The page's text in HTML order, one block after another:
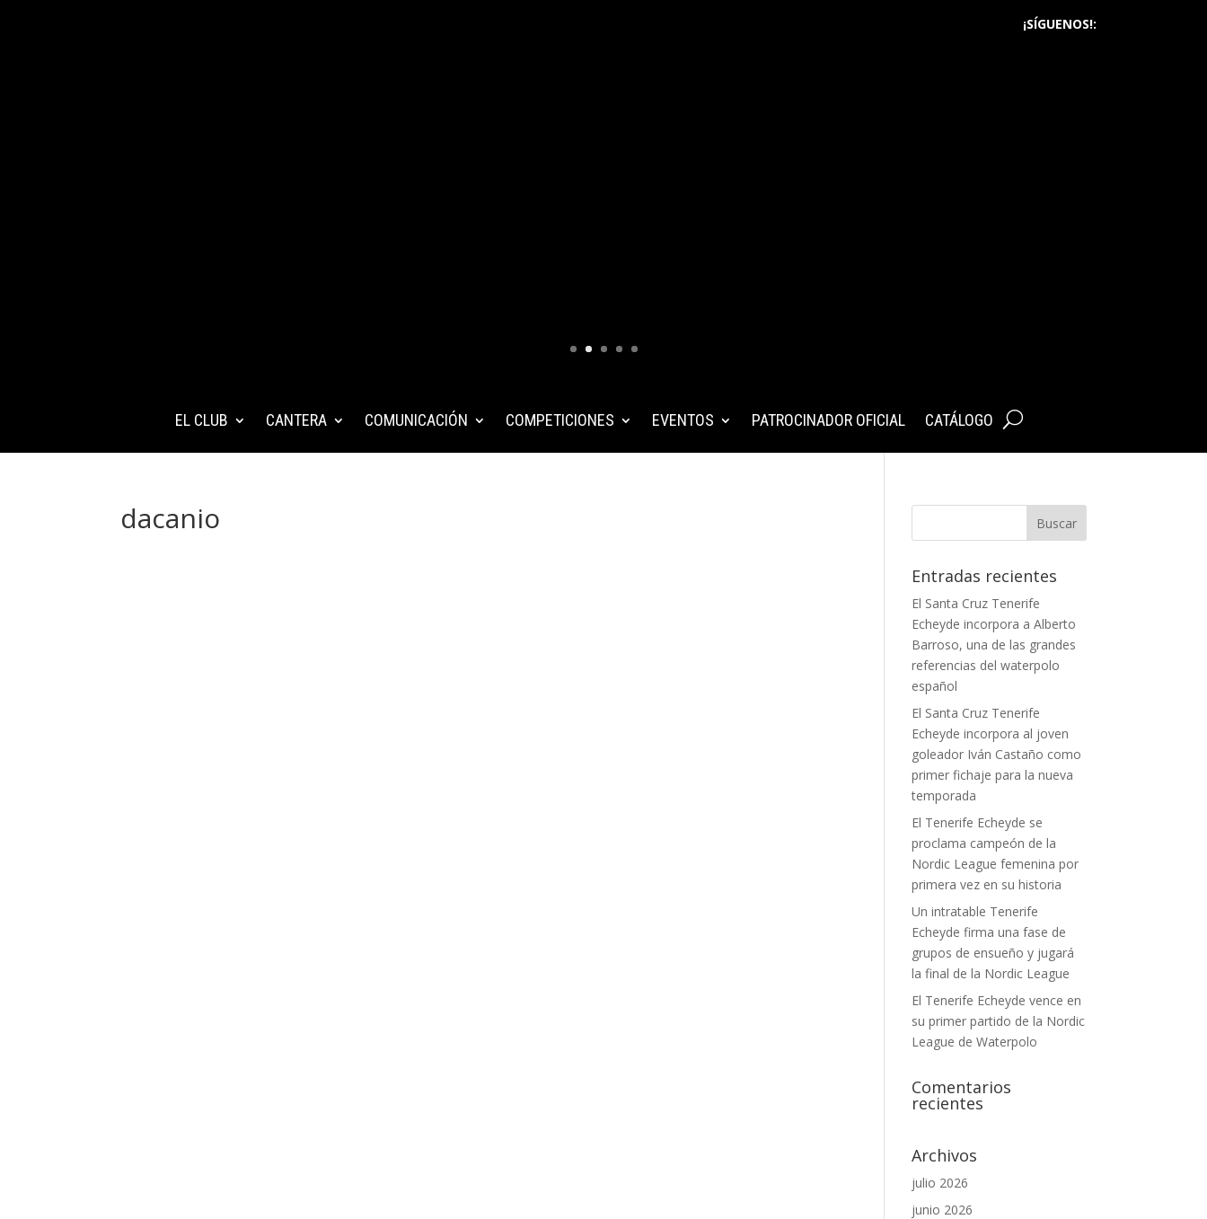
¡SÍGUENOS!:
EL CLUB CANTERA COMUNICACIÓN COMPETICIONES EVENTOS PATROCINADOR OFICIAL CATÁLOGO
dacanio
Entradas recientes
El Santa Cruz Tenerife
Echeyde incorpora a Alberto
Barroso, una de las grandes
referencias del waterpolo
español
El Santa Cruz Tenerife
Echeyde incorpora al joven
goleador Iván Castaño como
primer fichaje para la nueva
temporada
El Tenerife Echeyde se
proclama campeón de la
Nordic League femenina por
primera vez en su historia
Un intratable Tenerife
Echeyde firma una fase de
grupos de ensueño y jugará
la final de la Nordic League
El Tenerife Echeyde vence en
su primer partido de la Nordic
League de Waterpolo
Comentarios
recientes
Archivos
julio 2026
junio 2026